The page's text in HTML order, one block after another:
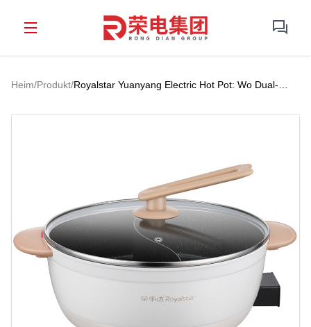
Heim/Produkt/Royalstar Yuanyang Electric Hot Pot: Wo Dual-